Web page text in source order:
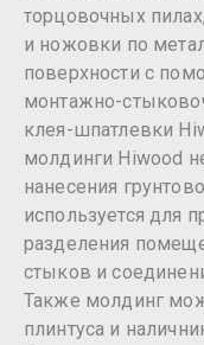
торцовочных
и ножовки по
поверхности с
монтажно-
клея-шпатлевки
молдинги Hiwood
нанесения
используется для
разделения
стыков и
Также молдинг
плинтуса и